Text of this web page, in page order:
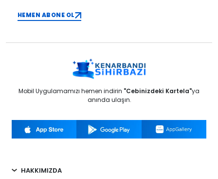
HEMEN ABONE OL
Mobil Uygulamamızı hemen indirin "Cebinizdeki Kartela"ya
anında ulaşın.
HAKKIMIZDA